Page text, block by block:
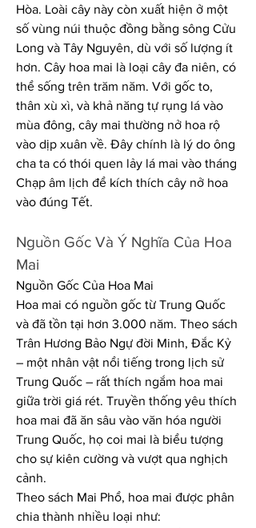
Hòa. Loài cây này còn xuất hiện ở một
số vùng núi thuộc đồng bằng sông Cửu
Long và Tây Nguyên, dù với số lượng ít
hơn. Cây hoa mai là loại cây đa niên, có
thể sống trên trăm năm. Với gốc to,
thân xù xì, và khả năng tự rụng lá vào
mùa đông, cây mai thường nở hoa rộ
vào dịp xuân về. Đây chính là lý do ông
cha ta có thói quen lảy lá mai vào tháng
Chạp âm lịch để kích thích cây nở hoa
vào đúng Tết.
Nguồn Gốc Và Ý Nghĩa Của Hoa
Mai
Nguồn Gốc Của Hoa Mai
Hoa mai có nguồn gốc từ Trung Quốc
và đã tồn tại hơn 3.000 năm. Theo sách
Trân Hương Bảo Ngự đời Minh, Đắc Kỷ
– một nhân vật nổi tiếng trong lịch sử
Trung Quốc – rất thích ngắm hoa mai
giữa trời giá rét. Truyền thống yêu thích
hoa mai đã ăn sâu vào văn hóa người
Trung Quốc, họ coi mai là biểu tượng
cho sự kiên cường và vượt qua nghịch
cảnh.
Theo sách Mai Phổ, hoa mai được phân
chia thành nhiều loại như: